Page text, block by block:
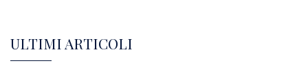
ULTIMI ARTICOLI